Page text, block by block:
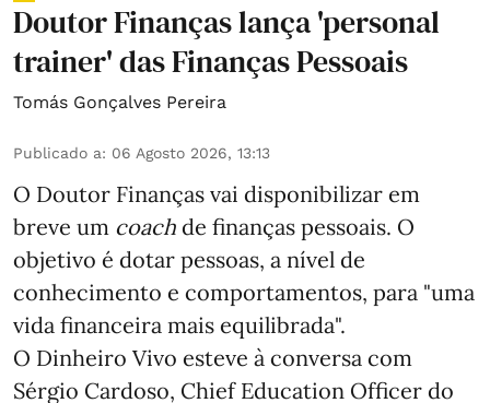
Doutor Finanças lança 'personal
trainer' das Finanças Pessoais
Tomás Gonçalves Pereira
Publicado a: 06 Agosto 2026, 13:13
O Doutor Finanças vai disponibilizar em
breve um coach de finanças pessoais. O
objetivo é dotar pessoas, a nível de
conhecimento e comportamentos, para "uma
vida financeira mais equilibrada".
O Dinheiro Vivo esteve à conversa com
Sérgio Cardoso, Chief Education Officer do